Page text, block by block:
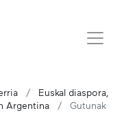
Euskal diaspora,
Argentina Gutunak